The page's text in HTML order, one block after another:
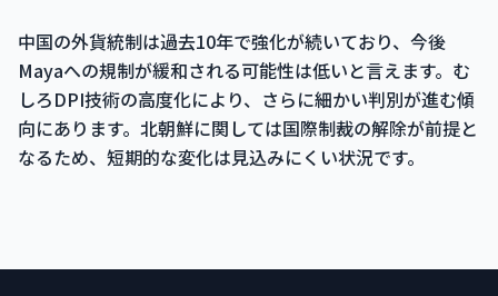
中国の外貨統制は過去10年で強化が続いており、今後
Mayaへの規制が緩和される可能性は低いと言えます。む
しろDPI技術の高度化により、さらに細かい判別が進む傾
向にあります。北朝鮮に関しては国際制裁の解除が前提と
なるため、短期的な変化は見込みにくい状況です。